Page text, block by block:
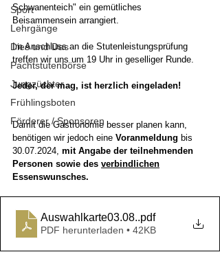
Sport
Lehrgänge
Dies und Das
Pachtstutenbörse
Jungzüchter
Frühlingsboten
Förderer / Sponsoren
Schwanenteich" ein gemütliches
Beisammensein arrangiert.
Im Anschluss an die Stutenleistungsprüfung
treffen wir uns um 19 Uhr in geselliger Runde.
Jeder, der mag, ist herzlich eingeladen!
Damit die Gastronomie besser planen kann,
benötigen wir jedoch eine Voranmeldung bis
30.07.2024, mit Angabe der teilnehmenden
Personen sowie des verbindlichen
Essenswunsches.
Auswahlkarte03.08..pdf
PDF herunterladen • 42KB